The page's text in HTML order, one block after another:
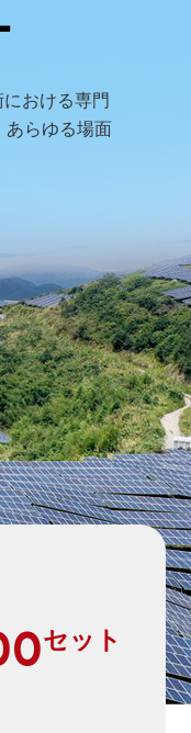
おける専門
らゆる場面
セット